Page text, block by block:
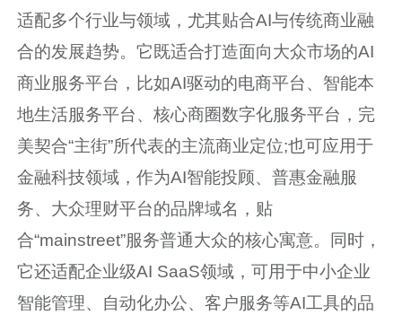
适配多个行业与领域，尤其贴合AI与传统商业融
合的发展趋势。它既适合打造面向大众市场的AI
商业服务平台，比如AI驱动的电商平台、智能本
地生活服务平台、核心商圈数字化服务平台，完
美契合“主街”所代表的主流商业定位;也可应用于
金融科技领域，作为AI智能投顾、普惠金融服
务、大众理财平台的品牌域名，贴
合“mainstreet”服务普通大众的核心寓意。同时，
它还适配企业级AI SaaS领域，可用于中小企业
智能管理、自动化办公、客户服务等AI工具的品